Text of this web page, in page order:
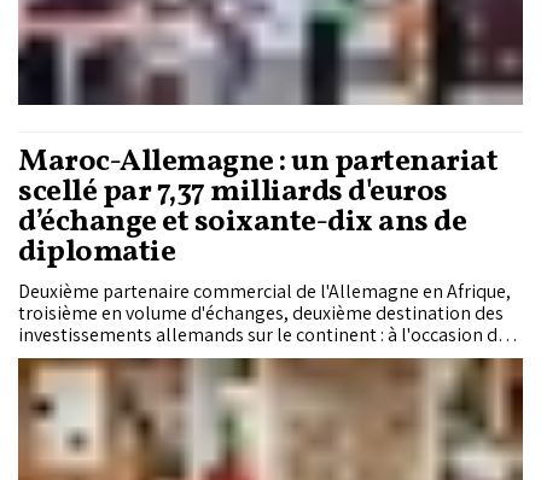
Maroc-Allemagne : un partenariat
scellé par 7,37 milliards d'euros
d’échange et soixante-dix ans de
diplomatie
Deuxième partenaire commercial de l'Allemagne en Afrique,
troisième en volume d'échanges, deuxième destination des
investissements allemands sur le continent : à l'occasion de
la visite du ministre fédéral des Affaires étrangères Johann
Wadephul à Rabat, jeudi, Berlin assume désormais
publiquement la place stratégique du Royaume dans son
dispositif diplomatique et économique. Une trajectoire que le
chef de la diplomatie allemande a tenu à incarner lui-même
sur le réseau social X.